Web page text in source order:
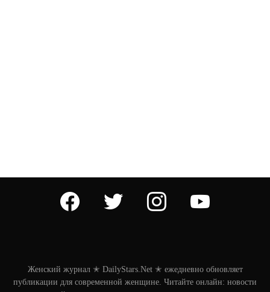
facebook twitter instagram
Женский журнал ✭ DailyStars.Net ✭ ежедневно обновляет
публикации для современной женщине. Читайте онлайн: новости